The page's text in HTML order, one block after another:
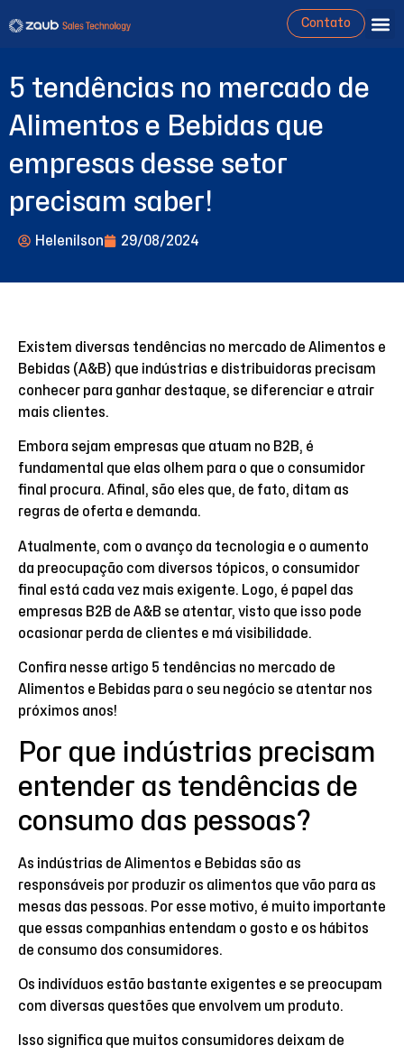
Contato
5 tendências no mercado de
Alimentos e Bebidas que
empresas desse setor
precisam saber!
Helenilson 29/08/2024
Existem diversas tendências no mercado de Alimentos e
Bebidas (A&B) que indústrias e distribuidoras precisam
conhecer para ganhar destaque, se diferenciar e atrair
mais clientes.
Embora sejam empresas que atuam no B2B, é
fundamental que elas olhem para o que o consumidor
final procura. Afinal, são eles que, de fato, ditam as
regras de oferta e demanda.
Atualmente, com o avanço da tecnologia e o aumento
da preocupação com diversos tópicos, o consumidor
final está cada vez mais exigente. Logo, é papel das
empresas B2B de A&B se atentar, visto que isso pode
ocasionar perda de clientes e má visibilidade.
Confira nesse artigo 5 tendências no mercado de
Alimentos e Bebidas para o seu negócio se atentar nos
próximos anos!
Por que indústrias precisam
entender as tendências de
consumo das pessoas?
As indústrias de Alimentos e Bebidas são as
responsáveis por produzir os alimentos que vão para as
mesas das pessoas. Por esse motivo, é muito importante
que essas companhias entendam o gosto e os hábitos
de consumo dos consumidores.
Os indivíduos estão bastante exigentes e se preocupam
com diversas questões que envolvem um produto.
Isso significa que muitos consumidores deixam de